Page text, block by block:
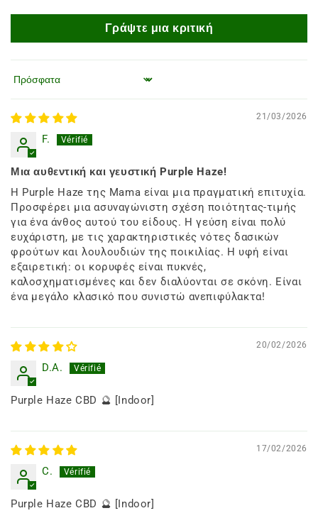
Γράψτε μια κριτική
Ταξινόμηση κατά
21/03/2026
F.
Μια αυθεντική και γευστική Purple Haze!
Η Purple Haze της Mama είναι μια πραγματική επιτυχία.
Προσφέρει μια ασυναγώνιστη σχέση ποιότητας-τιμής
για ένα άνθος αυτού του είδους. Η γεύση είναι πολύ
ευχάριστη, με τις χαρακτηριστικές νότες δασικών
φρούτων και λουλουδιών της ποικιλίας. Η υφή είναι
εξαιρετική: οι κορυφές είναι πυκνές,
καλοσχηματισμένες και δεν διαλύονται σε σκόνη. Είναι
ένα μεγάλο κλασικό που συνιστώ ανεπιφύλακτα!
20/02/2026
D.A.
Purple Haze CBD 🔮 [Indoor]
17/02/2026
C.
Purple Haze CBD 🔮 [Indoor]